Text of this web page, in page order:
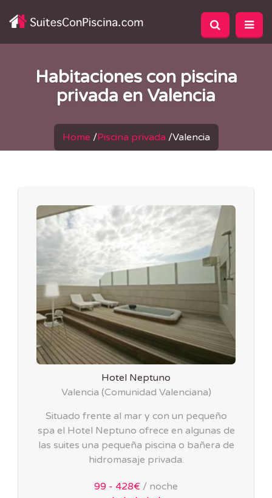
Habitaciones con piscina
privada en Valencia
Home /Piscina privada /Valencia
Hotel Neptuno
Valencia (Comunidad Valenciana)
Situado frente al mar y con un pequeño
spa el Hotel Neptuno ofrece en algunas de
las suites una pequeña piscina o bañera de
hidromasaje privada.
99 - 428€ / noche